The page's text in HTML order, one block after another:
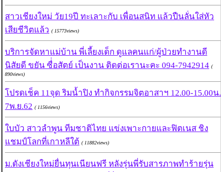
สาวเชียงใหม่ วัย19ปี ทะเลาะกับ เพื่อนสนิท แล้วปืนลั่นใส่หัว
เสียชีวิตแล้ว ( 15773views)
บริการจัดหาแม่บ้าน พี่เลี้ยงเด็ก ดูแลคนแก่/ผู้ป่วยทำงานดี
นิสัยดี ขยัน ซื่่อสัตย์ เป็นงาน ติดต่อเรานะคะ 094-7942914 (
890views)
โปรดเช็ค 11จุด ริมน้ำปิง ทำกิจกรรมจิตอาสาฯ 12.00-15.00น.
7พ.ย.62 ( 1156views)
ใบบัว สาวลำพูน ทีมชาติไทย แข่งเพาะกายและฟิตเนส ชิง
แชมป์โลกที่เกาหลีใต้ ( 11882views)
ม.ดังเชียงใหม่ยื่นทุนเนียนฟรี หลังรุ่นพี่รับสารภาพทำร้ายรุ่น